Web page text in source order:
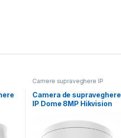
Camere supraveghere IP
Camera de supraveghere
IP Dome 8MP Hikvision
IZS(2.8-12MM)(EF), lentila